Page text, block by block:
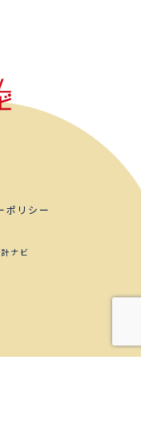
ポリシー
ナビ